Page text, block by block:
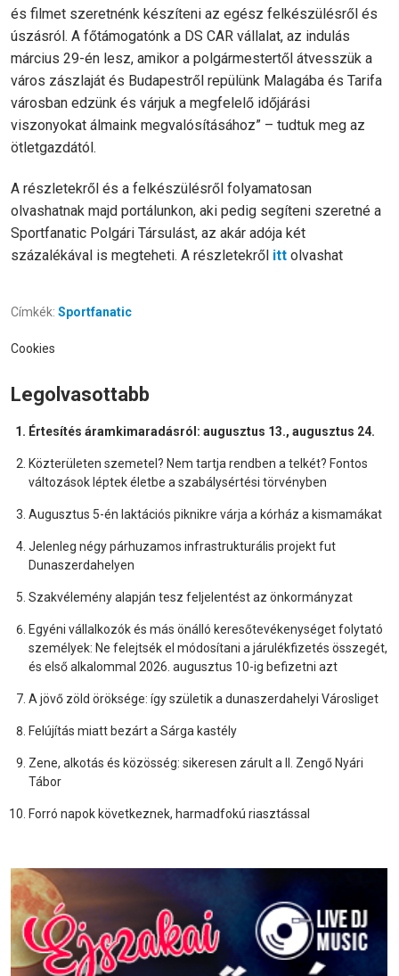
és filmet szeretnénk készíteni az egész felkészülésről és
úszásról. A főtámogatónk a DS CAR vállalat, az indulás
március 29-én lesz, amikor a polgármestertől átvesszük a
város zászlaját és Budapestről repülünk Malagába és Tarifa
városban edzünk és várjuk a megfelelő időjárási
viszonyokat álmaink megvalósításához” – tudtuk meg az
ötletgazdától.
A részletekről és a felkészülésről folyamatosan
olvashatnak majd portálunkon, aki pedig segíteni szeretné a
Sportfanatic Polgári Társulást, az akár adója két
százalékával is megteheti. A részletekről itt olvashat
Címkék: Sportfanatic
Cookies
Legolvasottabb
Értesítés áramkimaradásról: augusztus 13., augusztus 24.
Közterületen szemetel? Nem tartja rendben a telkét? Fontos
változások léptek életbe a szabálysértési törvényben
Augusztus 5-én laktációs piknikre várja a kórház a kismamákat
Jelenleg négy párhuzamos infrastrukturális projekt fut
Dunaszerdahelyen
Szakvélemény alapján tesz feljelentést az önkormányzat
Egyéni vállalkozók és más önálló keresőtevékenységet folytató
személyek: Ne felejtsék el módosítani a járulékfizetés összegét,
és első alkalommal 2026. augusztus 10-ig befizetni azt
A jövő zöld öröksége: így születik a dunaszerdahelyi Városliget
Felújítás miatt bezárt a Sárga kastély
Zene, alkotás és közösség: sikeresen zárult a II. Zengő Nyári
Tábor
Forró napok következnek, harmadfokú riasztással